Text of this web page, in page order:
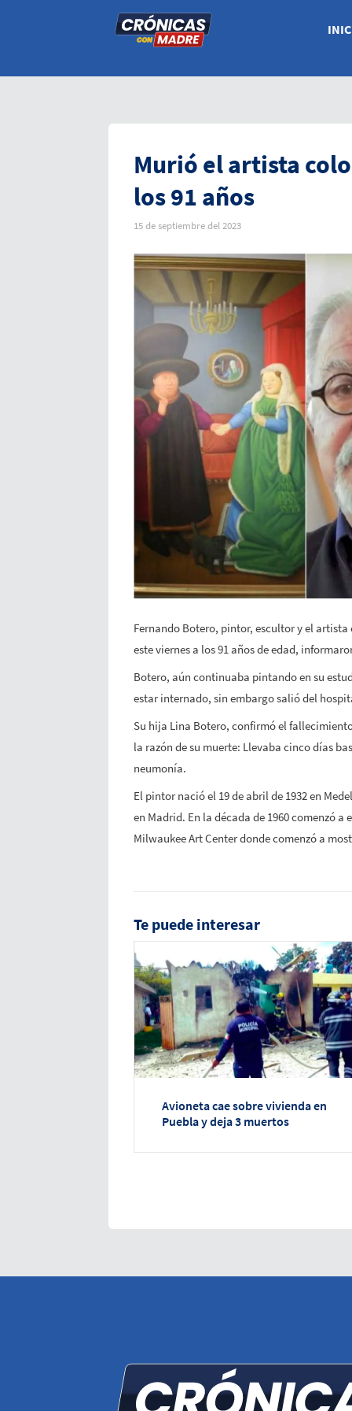
Murió el artista
los 91 años
15 de septiembre del 2023
Fernando Botero, pintor, escultor y el
este viernes a los 91 años de edad,
Botero, aún continuaba pintando en su
estar internado, sin embargo salió del
Su hija Lina Botero, confirmó el
la razón de su muerte: Llevaba cinco días
neumonía.
El pintor nacióel 19 de abril de 1932 en
en Madrid. En la década de 1960 comenzó
Milwaukee Art Center donde comenzó a
Te puede interesar
Avioneta cae sobre vivienda en
Puebla y deja 3 muertos